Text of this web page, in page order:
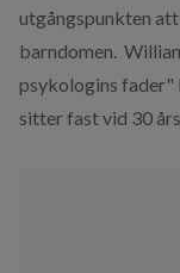
utgångspunkten
barndomen.
psykologins fader"
sitter fast vid 30